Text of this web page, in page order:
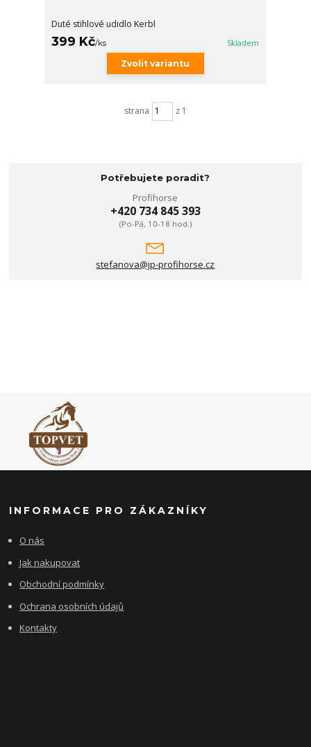
Duté stihlové udidlo Kerbl
399 Kč/ks Skladem
Zvolit variantu
strana z 1
Potřebujete poradit?
Profihorse
+420 734 845 393
(Po-Pá, 10-18 hod.)
stefanova@jp-profihorse.cz
INFORMACE PRO ZÁKAZNÍKY
O nás
Jak nakupovat
Obchodní podmínky
Ochrana osobních údajů
Kontakty